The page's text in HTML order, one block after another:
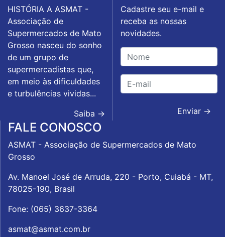
HISTÓRIA A ASMAT -
Associação de
Supermercados de Mato
Grosso nasceu do sonho
de um grupo de
supermercadistas que,
em meio às dificuldades
e turbulências vividas...
Saiba →
Cadastre seu e-mail e
receba as nossas
novidades.
Enviar →
FALE CONOSCO
ASMAT - Associação de Supermercados de Mato
Grosso
Av. Manoel José de Arruda, 220 - Porto, Cuiabá - MT,
78025-190, Brasil
Fone: (065) 3637-3364
asmat@asmat.com.br